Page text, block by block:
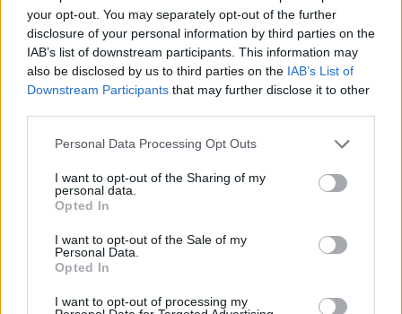
your opt-out. You may separately opt-out of the further
disclosure of your personal information by third parties on the
IAB’s list of downstream participants. This information may
also be disclosed by us to third parties on the IAB’s List of
Downstream Participants that may further disclose it to other
Please note that this website/app uses one or more Google
not limited to your visit or usage behaviour. You may click to
grant or deny consent to Google and its third-party tags to
use your data for below specified purposes in below Google
consent section.
Personal Data Processing Opt Outs
I want to opt-out of the Sharing of my
personal data.
Opted In
I want to opt-out of the Sale of my
Personal Data.
Opted In
I want to opt-out of processing my
AUTORE
AiAdhubMedia